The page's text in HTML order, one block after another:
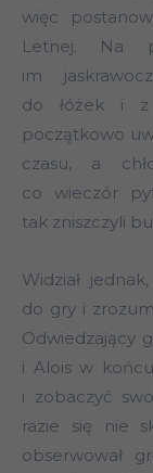
więc
Letnej. Na
im
do łóżek i z
początkowo
czasu, a
co wieczór
tak zniszczyli
Widział
do gry i
Odwiedzający
i Alois w
i zobaczyć
razie się nie
obserwował